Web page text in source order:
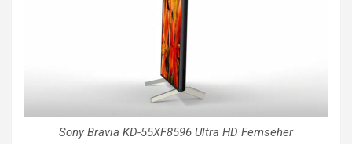
Sony Bravia KD-55XF8596 Ultra HD Fernseher